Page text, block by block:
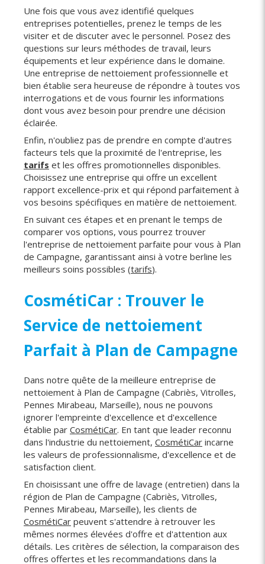
Une fois que vous avez identifié quelques
entreprises potentielles, prenez le temps de les
visiter et de discuter avec le personnel. Posez des
questions sur leurs méthodes de travail, leurs
équipements et leur expérience dans le domaine.
Une entreprise de nettoiement professionnelle et
bien établie sera heureuse de répondre à toutes vos
interrogations et de vous fournir les informations
dont vous avez besoin pour prendre une décision
éclairée.
Enfin, n'oubliez pas de prendre en compte d'autres
facteurs tels que la proximité de l'entreprise, les
tarifs et les offres promotionnelles disponibles.
Choisissez une entreprise qui offre un excellent
rapport excellence-prix et qui répond parfaitement à
vos besoins spécifiques en matière de nettoiement.
En suivant ces étapes et en prenant le temps de
comparer vos options, vous pourrez trouver
l'entreprise de nettoiement parfaite pour vous à Plan
de Campagne, garantissant ainsi à votre berline les
meilleurs soins possibles (tarifs).
CosmétiCar : Trouver le
Service de nettoiement
Parfait à Plan de Campagne
Dans notre quête de la meilleure entreprise de
nettoiement à Plan de Campagne (Cabriès, Vitrolles,
Pennes Mirabeau, Marseille), nous ne pouvons
ignorer l'empreinte d'excellence et d'excellence
établie par CosmétiCar. En tant que leader reconnu
dans l'industrie du nettoiement, CosmétiCar incarne
les valeurs de professionnalisme, d'excellence et de
satisfaction client.
En choisissant une offre de lavage (entretien) dans la
région de Plan de Campagne (Cabriès, Vitrolles,
Pennes Mirabeau, Marseille), les clients de
CosmétiCar peuvent s'attendre à retrouver les
mêmes normes élevées d'offre et d'attention aux
détails. Les critères de sélection, la comparaison des
offres offertes et les recommandations dans la